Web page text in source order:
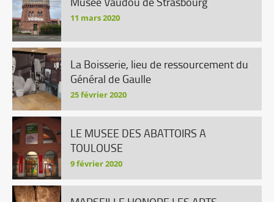
11 mars 2020
La Boisserie, lieu de ressourcement du
Général de Gaulle
25 février 2020
LE MUSEE DES ABATTOIRS A
TOULOUSE
9 février 2020